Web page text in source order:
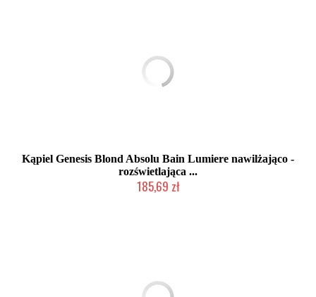
Kąpiel Genesis Blond Absolu Bain Lumiere nawilżająco -
rozświetlająca ...
185,69 zł